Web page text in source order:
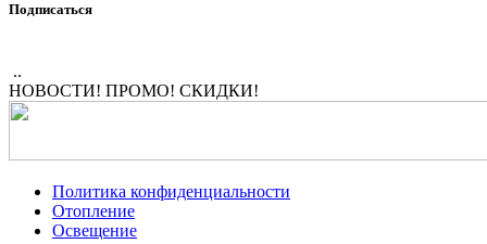
Подписаться
..
НОВОСТИ! ПРОМО! СКИДКИ!
Политика конфиденциальности
Отопление
Освещение